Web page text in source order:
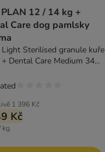
PLAN 12 / 14 kg +
Care dog pamlsky
Sterilised granule kuře
Dental Care Medium 345
1 396 Kč
Kč
kg